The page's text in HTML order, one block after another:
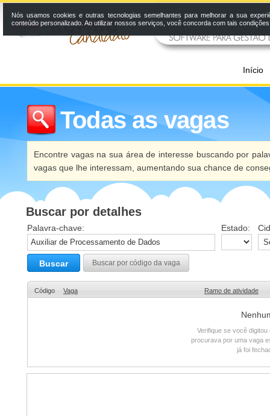
Início
Todas as vagas
Encontre vagas na sua área de interesse buscando por
vagas que lhe interessam, aumentando sua chance de
Buscar por detalhes
Palavra-chave: Estado:
Buscar Buscar por código da vaga
Código Vaga Ramo de atividade
Verifique se você
procurava por uma vaga
já foi
Nós usamos cookies e outras tecnologias semelhantes para melhorar a sua
conteúdo personalizado. Ao utilizar nossos serviços, você concorda com tais